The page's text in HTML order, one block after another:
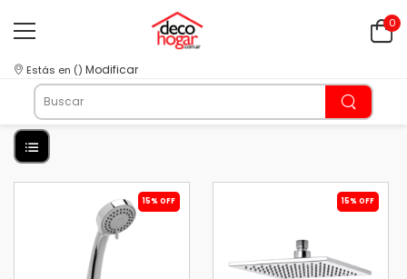
0
Estás en () Modificar
15% OFF 15% OFF